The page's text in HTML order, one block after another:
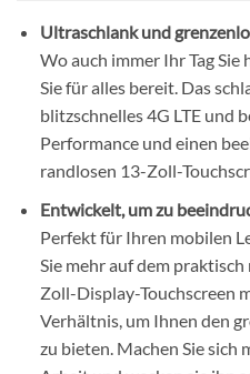
Ultraschlank und
Wo auch immer Ihr Tag
Sie für alles bereit. Das
blitzschnelles 4G LTE und
Performance und einen
randlosen 13-Zoll-
Entwickelt, um zu
Perfekt für Ihren mobilen
Sie mehr auf dem
Zoll-Display-Touchscreen
Verhältnis, um Ihnen den
zu bieten. Machen Sie sich